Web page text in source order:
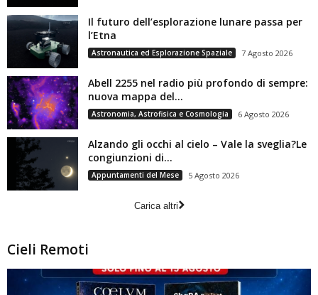
Il futuro dell’esplorazione lunare passa per
l’Etna
Astronautica ed Esplorazione Spaziale 7 Agosto 2026
Abell 2255 nel radio più profondo di sempre:
nuova mappa del...
Astronomia, Astrofisica e Cosmologia 6 Agosto 2026
Alzando gli occhi al cielo – Vale la sveglia?Le
congiunzioni di...
Appuntamenti del Mese 5 Agosto 2026
Carica altri
Cieli Remoti